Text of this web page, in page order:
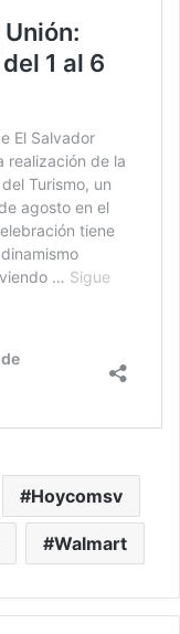
Hoycomsv
Walmart